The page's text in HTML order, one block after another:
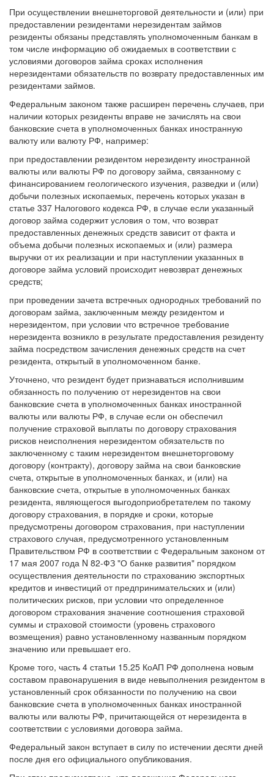
При осуществлении внешнеторговой деятельности и (или) при
предоставлении резидентами нерезидентам займов
резиденты обязаны представлять уполномоченным банкам в
том числе информацию об ожидаемых в соответствии с
условиями договоров займа сроках исполнения
нерезидентами обязательств по возврату предоставленных им
резидентами займов.
Федеральным законом также расширен перечень случаев, при
наличии которых резиденты вправе не зачислять на свои
банковские счета в уполномоченных банках иностранную
валюту или валюту РФ, например:
при предоставлении резидентом нерезиденту иностранной
валюты или валюты РФ по договору займа, связанному с
финансированием геологического изучения, разведки и (или)
добычи полезных ископаемых, перечень которых указан в
статье 337 Налогового кодекса РФ, в случае если указанный
договор займа содержит условия о том, что возврат
предоставленных денежных средств зависит от факта и
объема добычи полезных ископаемых и (или) размера
выручки от их реализации и при наступлении указанных в
договоре займа условий происходит невозврат денежных
средств;
при проведении зачета встречных однородных требований по
договорам займа, заключенным между резидентом и
нерезидентом, при условии что встречное требование
нерезидента возникло в результате предоставления резиденту
займа посредством зачисления денежных средств на счет
резидента, открытый в уполномоченном банке.
Уточнено, что резидент будет признаваться исполнившим
обязанность по получению от нерезидентов на свои
банковские счета в уполномоченных банках иностранной
валюты или валюты РФ, в случае если он обеспечил
получение страховой выплаты по договору страхования
рисков неисполнения нерезидентом обязательств по
заключенному с таким нерезидентом внешнеторговому
договору (контракту), договору займа на свои банковские
счета, открытые в уполномоченных банках, и (или) на
банковские счета, открытые в уполномоченных банках
резидента, являющегося выгодоприобретателем по такому
договору страхования, в порядке и сроки, которые
предусмотрены договором страхования, при наступлении
страхового случая, предусмотренного установленным
Правительством РФ в соответствии с Федеральным законом от
17 мая 2007 года N 82-ФЗ "О банке развития" порядком
осуществления деятельности по страхованию экспортных
кредитов и инвестиций от предпринимательских и (или)
политических рисков, при условии что определенное
договором страхования значение соотношения страховой
суммы и страховой стоимости (уровень страхового
возмещения) равно установленному названным порядком
значению или превышает его.
Кроме того, часть 4 статьи 15.25 КоАП РФ дополнена новым
составом правонарушения в виде невыполнения резидентом в
установленный срок обязанности по получению на свои
банковские счета в уполномоченных банках иностранной
валюты или валюты РФ, причитающейся от нерезидента в
соответствии с условиями договора займа.
Федеральный закон вступает в силу по истечении десяти дней
после дня его официального опубликования.